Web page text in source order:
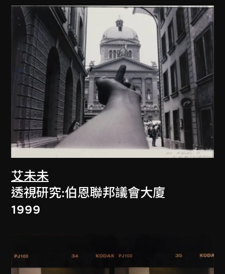
艾未未
透視研究:伯恩聯邦議會大廈
1999